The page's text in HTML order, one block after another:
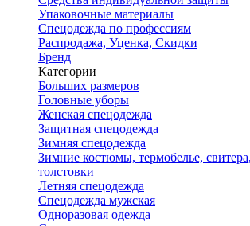
Упаковочные материалы
Спецодежда по профессиям
Распродажа, Уценка, Скидки
Бренд
Категории
Больших размеров
Головные уборы
Женская спецодежда
Защитная спецодежда
Зимняя спецодежда
Зимние костюмы, термобелье,
толстовки
Летняя спецодежда
Спецодежда мужская
Одноразовая одежда